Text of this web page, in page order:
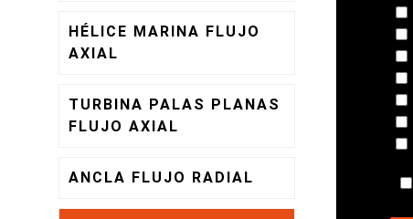
HÉLICE MARINA FLUJO
AXIAL
TURBINA PALAS PLANAS
FLUJO AXIAL
ANCLA FLUJO RADIAL